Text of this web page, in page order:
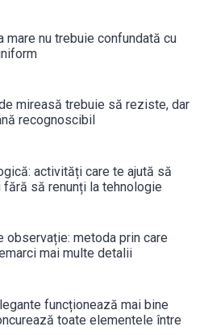
mare nu trebuie confundată cu
mireasă trebuie să reziste, dar
recognoscibil
activități care te ajută să
să renunți la tehnologie
observație: metoda prin care
mai multe detalii
funcționează mai bine
toate elementele între